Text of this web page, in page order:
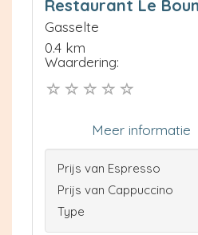
Restaurant Le
Gasselte
0.4 km
Waardering:
Meer informatie
Prijs van Espresso
Prijs van Cappuccino
Type